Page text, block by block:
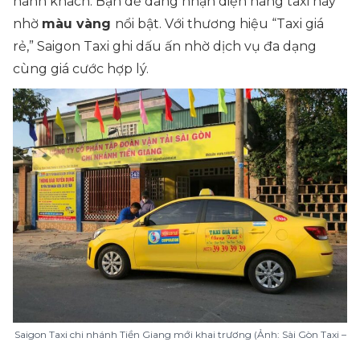
nhờ màu vàng nổi bật. Với thương hiệu “Taxi giá
rẻ,” Saigon Taxi ghi dấu ấn nhờ dịch vụ đa dạng
cùng giá cước hợp lý.
Saigon Taxi chi nhánh Tiền Giang mới khai trương (Ảnh: Sài Gòn Taxi –